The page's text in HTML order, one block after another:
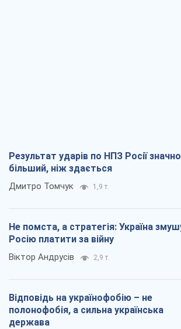
Результат ударів по НПЗ Росії значно
більший, ніж здається
Дмитро Томчук 1,9 т.
Не помста, а стратегія: Україна
Росію платити за війну
Віктор Андрусів 2,9 т.
Відповідь на українофобію – не
полонофобія, а сильна українська
держава